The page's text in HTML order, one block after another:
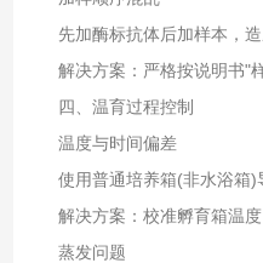
先加酶标抗体后加样本，造
解决方案：严格按说明书"
四、温育过程控制
温度与时间偏差‌
使用普通培养箱(非水浴箱)
解决方案：校准孵育箱温度
蒸发问题‌